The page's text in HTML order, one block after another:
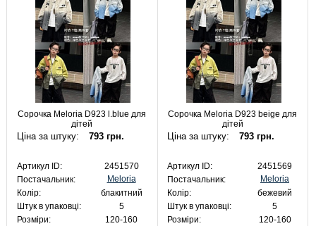
Сорочка Meloria D923 l.blue для
дітей
Ціна за штуку: 793 грн.
Артикул ID:
2451570
Постачальник:
Meloria
Колір:
блакитний
Штук в упаковці:
5
Розміри:
120-160
Сорочка Meloria D923 beige для
дітей
Ціна за штуку: 793 грн.
Артикул ID:
2451569
Постачальник:
Meloria
Колір:
бежевий
Штук в упаковці:
5
Розміри:
120-160